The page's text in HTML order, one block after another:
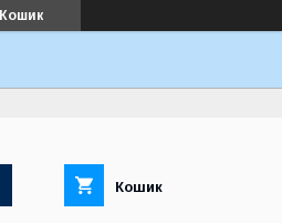
Кошик
Кошик